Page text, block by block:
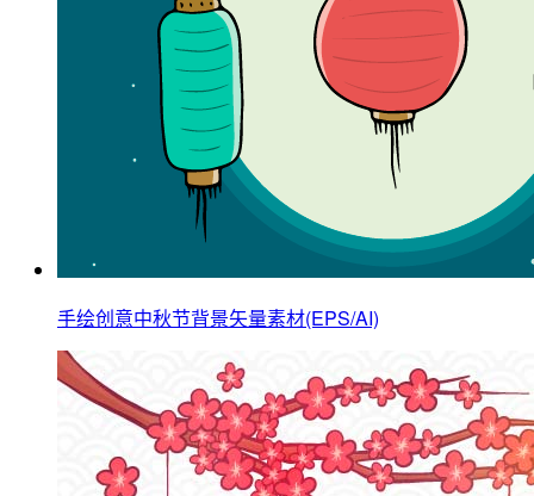
手绘创意中秋节背景矢量素材(EPS/AI)